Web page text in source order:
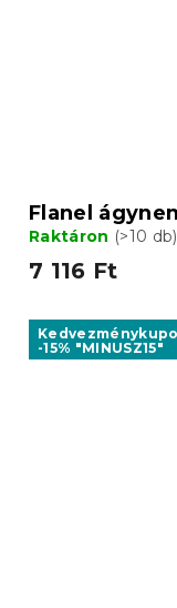
Flanel
Raktáron (>10 db)
7 116 Ft
-15% "MINUSZ15"